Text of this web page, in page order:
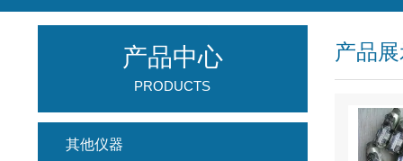
产品
产品中心
PRODUCTS
其他仪器